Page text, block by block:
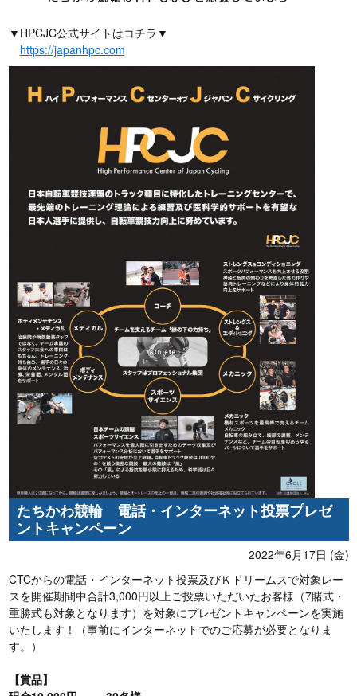
▼HPCJC公式サイトはコチラ▼
https://japanhpc.com
たちかわ競輪 電話・インターネット投票プレゼ
ントキャンペーン
2022年6月17日 (金)
CTCからの電話・インターネット投票及びＫドリームスで対象レー
スを開催期間中合計3,000円以上ご投票いただいたお客様（7賭式・
重勝式も対象となります）を対象にプレゼントキャンペーンを実施
いたします！（事前にインターネットでのご応募が必要となりま
す。）
【賞品】